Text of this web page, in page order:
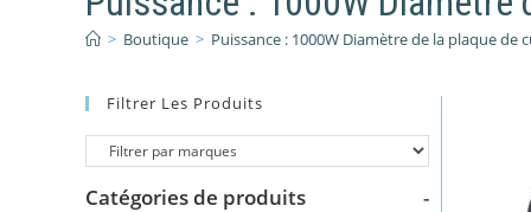
> Boutique > Puissance : 1000W Diamètre de la plaque
Filtrer Les Produits
Catégories de produits -